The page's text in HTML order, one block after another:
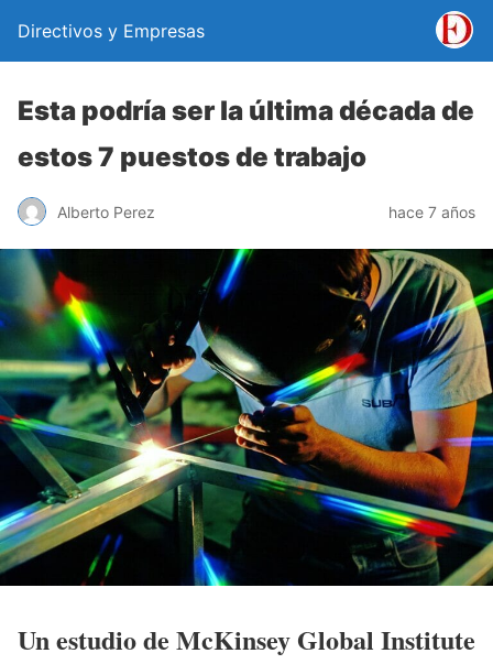
Directivos y Empresas
Esta podría ser la última década de
estos 7 puestos de trabajo
Alberto Perez hace 7 años
Un estudio de McKinsey Global Institute